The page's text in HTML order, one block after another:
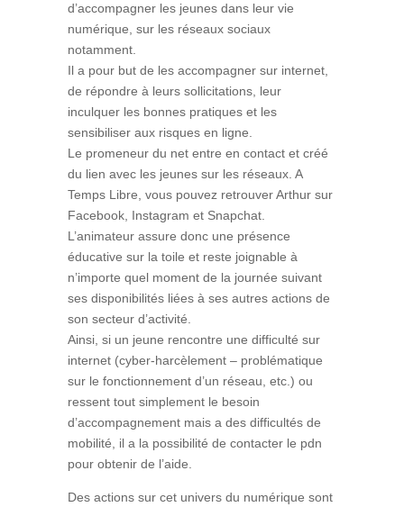
d’accompagner les jeunes dans leur vie
numérique, sur les réseaux sociaux
notamment.
Il a pour but de les accompagner sur internet,
de répondre à leurs sollicitations, leur
inculquer les bonnes pratiques et les
sensibiliser aux risques en ligne.
Le promeneur du net entre en contact et créé
du lien avec les jeunes sur les réseaux. A
Temps Libre, vous pouvez retrouver Arthur sur
Facebook, Instagram et Snapchat.
L’animateur assure donc une présence
éducative sur la toile et reste joignable à
n’importe quel moment de la journée suivant
ses disponibilités liées à ses autres actions de
son secteur d’activité.
Ainsi, si un jeune rencontre une difficulté sur
internet (cyber-harcèlement – problématique
sur le fonctionnement d’un réseau, etc.) ou
ressent tout simplement le besoin
d’accompagnement mais a des difficultés de
mobilité, il a la possibilité de contacter le pdn
pour obtenir de l’aide.
Des actions sur cet univers du numérique sont